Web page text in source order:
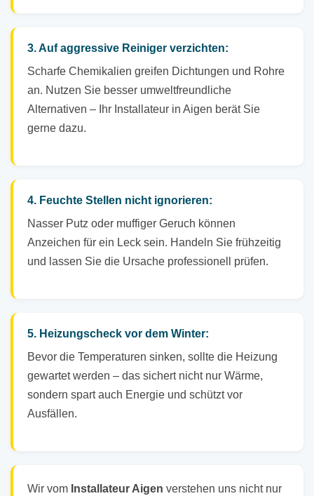
3. Auf aggressive Reiniger verzichten:
Scharfe Chemikalien greifen Dichtungen und Rohre
an. Nutzen Sie besser umweltfreundliche
Alternativen – Ihr Installateur in Aigen berät Sie
gerne dazu.
4. Feuchte Stellen nicht ignorieren:
Nasser Putz oder muffiger Geruch können
Anzeichen für ein Leck sein. Handeln Sie frühzeitig
und lassen Sie die Ursache professionell prüfen.
5. Heizungscheck vor dem Winter:
Bevor die Temperaturen sinken, sollte die Heizung
gewartet werden – das sichert nicht nur Wärme,
sondern spart auch Energie und schützt vor
Ausfällen.
Wir vom Installateur Aigen verstehen uns nicht nur